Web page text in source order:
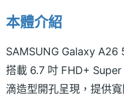
本體介紹
SAMSUNG Galaxy A26
搭載 6.7 吋 FHD+
滴造型開孔呈現，提供